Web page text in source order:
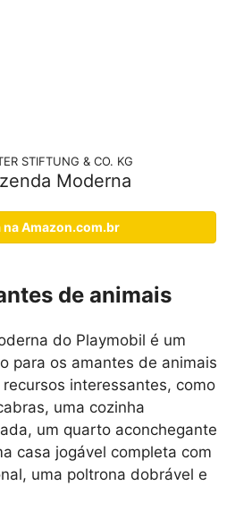
STIFTUNG & CO. KG
Moderna
na Amazon.com.br
de animais
do Playmobil é um
para os amantes de animais
interessantes, como
uma cozinha
um quarto aconchegante
casa jogável completa com
uma poltrona dobrável e